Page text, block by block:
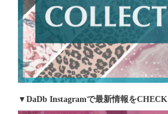
▼DaDb Instagramで最新情報をCHECK